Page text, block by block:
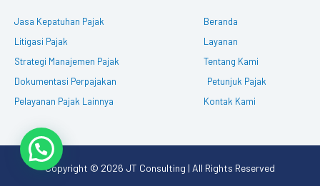
Jasa Kepatuhan Pajak
Litigasi Pajak
Strategi Manajemen Pajak
Dokumentasi Perpajakan
Pelayanan Pajak Lainnya
Beranda
Layanan
Tentang Kami
Petunjuk Pajak
Kontak Kami
Copyright © 2026 JT Consulting | All Rights Reserved